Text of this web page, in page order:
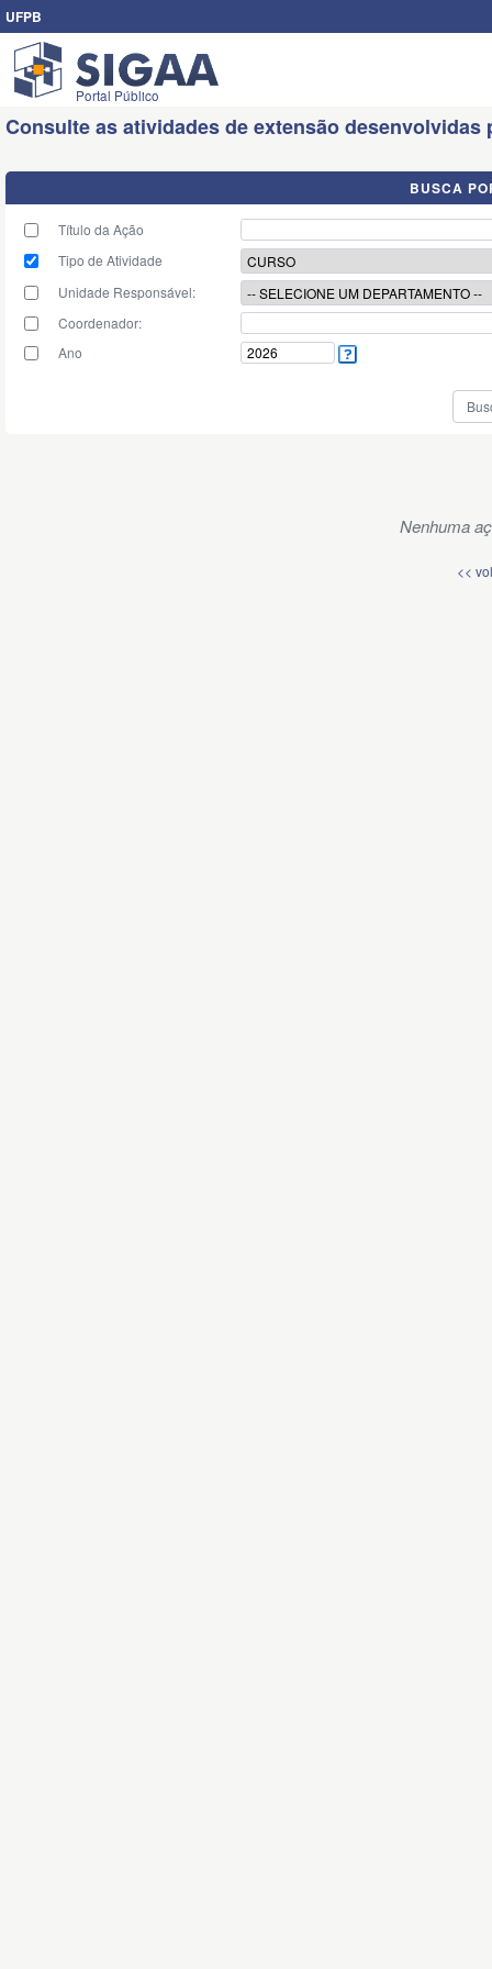
UFPB
Portal Público
Consulte as atividades de extensão desenvolvidas
BUSCA
Título da Ação
Tipo de Atividade
Unidade Responsável:
Coordenador:
Ano
Nenhuma
<<